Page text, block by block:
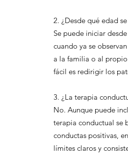
2. ¿Desde qué edad
Se puede iniciar
cuando ya se
a la familia o al
fácil es redirigir los
3. ¿La terapia
No. Aunque puede
terapia conductual se
conductas positivas,
límites claros y